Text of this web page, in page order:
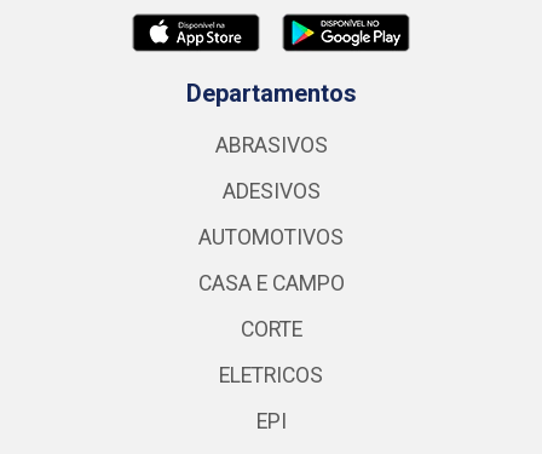
Departamentos
ABRASIVOS
ADESIVOS
AUTOMOTIVOS
CASA E CAMPO
CORTE
ELETRICOS
EPI